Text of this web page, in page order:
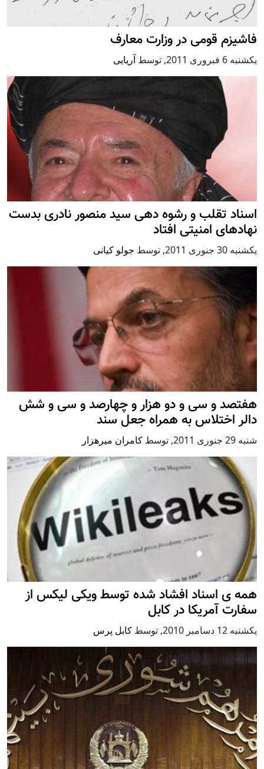
فاشیزم قومی در وزارت معارف
يكشنبه 6 فبروری 2011 , توسط آریایی
اسناد تقلب و رشوه دهی سید منصور نادری بدست
نهادهای امنیتی افتاد
يكشنبه 30 جنوری 2011 , توسط جولو کیانی
هفتصد و سی و دو هزار و چهارصد و سی و شش
دالر اختلاس به همراه جعل سند
شنبه 29 جنوری 2011 , توسط کامران میرهزار
همه ی اسناد افشاد شده توسط ویکی لیکس از
سفارت آمریکا در کابل
يكشنبه 12 دسامبر 2010 , توسط کابل پرس